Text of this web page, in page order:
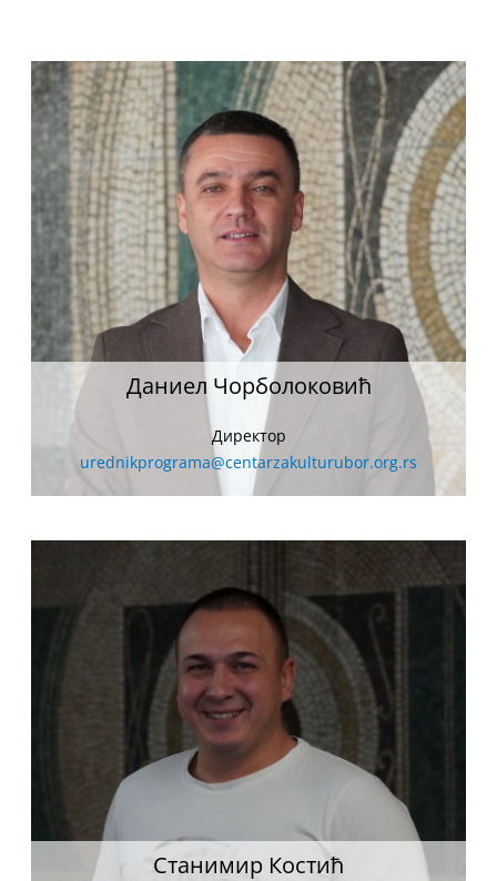
Даниел Чорболоковић
Директор
urednikprograma@centarzakulturubor.org.rs
Станимир Костић